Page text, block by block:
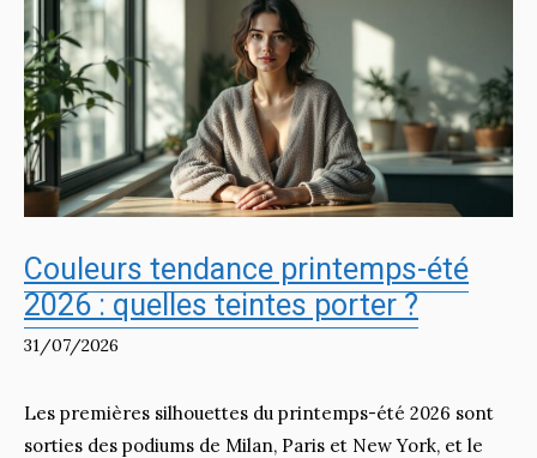
Couleurs tendance printemps-été
2026 : quelles teintes porter ?
31/07/2026
Les premières silhouettes du printemps-été 2026 sont
sorties des podiums de Milan, Paris et New York, et le